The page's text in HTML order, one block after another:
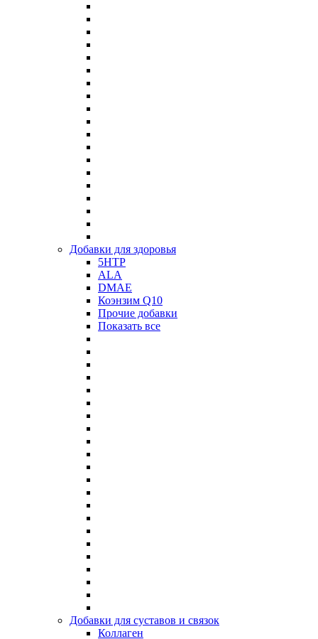
Добавки для здоровья
5HTP
ALA
DMAE
Коэнзим Q10
Прочие добавки
Показать все
Добавки для суставов и связок
Коллаген